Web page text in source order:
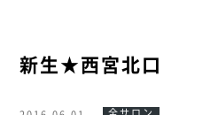
新生★西宮北口
全サロン